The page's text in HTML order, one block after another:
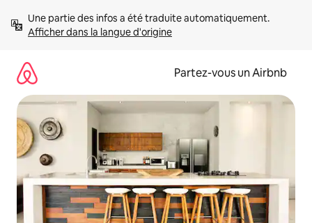
directement
Afficher dans la langue d'origine
Partez-vous un Airbnb